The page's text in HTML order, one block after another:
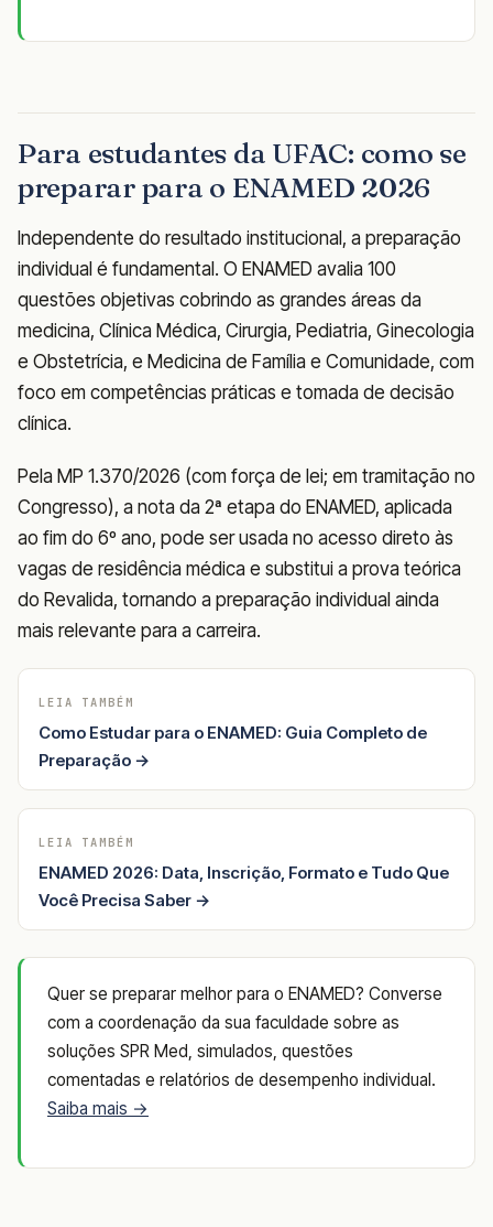
Para estudantes da UFAC: como se
preparar para o ENAMED 2026
Independente do resultado institucional, a preparação
individual é fundamental. O ENAMED avalia 100
questões objetivas cobrindo as grandes áreas da
medicina, Clínica Médica, Cirurgia, Pediatria, Ginecologia
e Obstetrícia, e Medicina de Família e Comunidade, com
foco em competências práticas e tomada de decisão
clínica.
Pela MP 1.370/2026 (com força de lei; em tramitação no
Congresso), a nota da 2ª etapa do ENAMED, aplicada
ao fim do 6º ano, pode ser usada no acesso direto às
vagas de residência médica e substitui a prova teórica
do Revalida, tornando a preparação individual ainda
mais relevante para a carreira.
LEIA TAMBÉM
Como Estudar para o ENAMED: Guia Completo de
Preparação →
LEIA TAMBÉM
ENAMED 2026: Data, Inscrição, Formato e Tudo Que
Você Precisa Saber →
Quer se preparar melhor para o ENAMED? Converse
com a coordenação da sua faculdade sobre as
soluções SPR Med, simulados, questões
comentadas e relatórios de desempenho individual.
Saiba mais →